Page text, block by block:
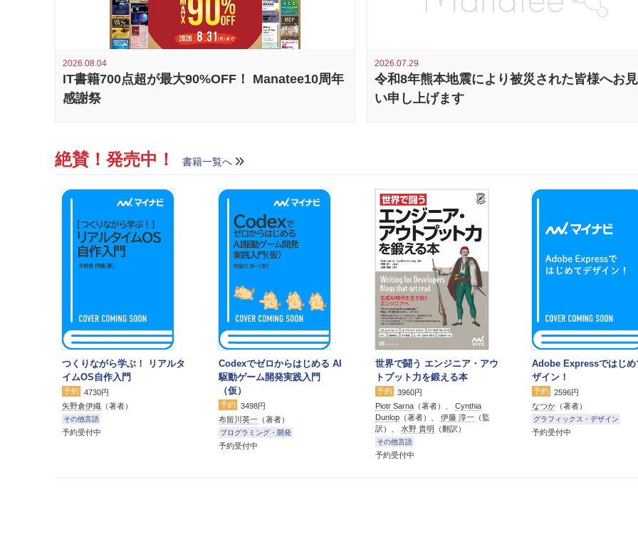
2026.08.04
IT書籍700点超が最大90%OFF！ Manatee10周年
感謝祭
2026.07.29
令和8年熊本地震により被災された皆様へお
い申し上げます
絶賛！発売中！ 書籍一覧へ
つくりながら学ぶ！ リアルタ
イムOS自作入門
予約 4730円
矢野倉伊織 （著者）
その他言語
予約受付中
Codexでゼロからはじめる AI
駆動ゲーム開発実践入門
（仮）
予約 3498円
布留川英一 （著者）
プログラミング・開発
予約受付中
世界で闘う エンジニア・アウ
トプット力を鍛える本
予約 3960円
Piotr Sarna （著者）、 Cynthia
Dunlop （著者）、 伊藤 淳一 （監
訳）、 水野 貴明 （翻訳）
その他言語
予約受付中
Adobe Expressではじめ
ザイン！
予約 2596円
なつか （著者）
グラフィックス・デザイン
予約受付中